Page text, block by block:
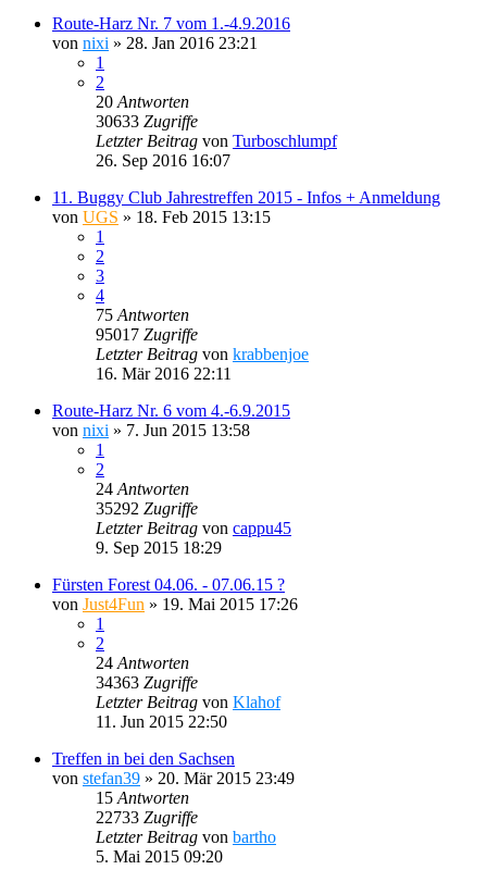
Route-Harz Nr. 7 vom 1.-4.9.2016
von nixi » 28. Jan 2016 23:21
1
2
20 Antworten
30633 Zugriffe
Letzter Beitrag von Turboschlumpf
26. Sep 2016 16:07
11. Buggy Club Jahrestreffen 2015 - Infos + Anmeldung
von UGS » 18. Feb 2015 13:15
1
2
3
4
75 Antworten
95017 Zugriffe
Letzter Beitrag von krabbenjoe
16. Mär 2016 22:11
Route-Harz Nr. 6 vom 4.-6.9.2015
von nixi » 7. Jun 2015 13:58
1
2
24 Antworten
35292 Zugriffe
Letzter Beitrag von cappu45
9. Sep 2015 18:29
Fürsten Forest 04.06. - 07.06.15 ?
von Just4Fun » 19. Mai 2015 17:26
1
2
24 Antworten
34363 Zugriffe
Letzter Beitrag von Klahof
11. Jun 2015 22:50
Treffen in bei den Sachsen
von stefan39 » 20. Mär 2015 23:49
15 Antworten
22733 Zugriffe
Letzter Beitrag von bartho
5. Mai 2015 09:20